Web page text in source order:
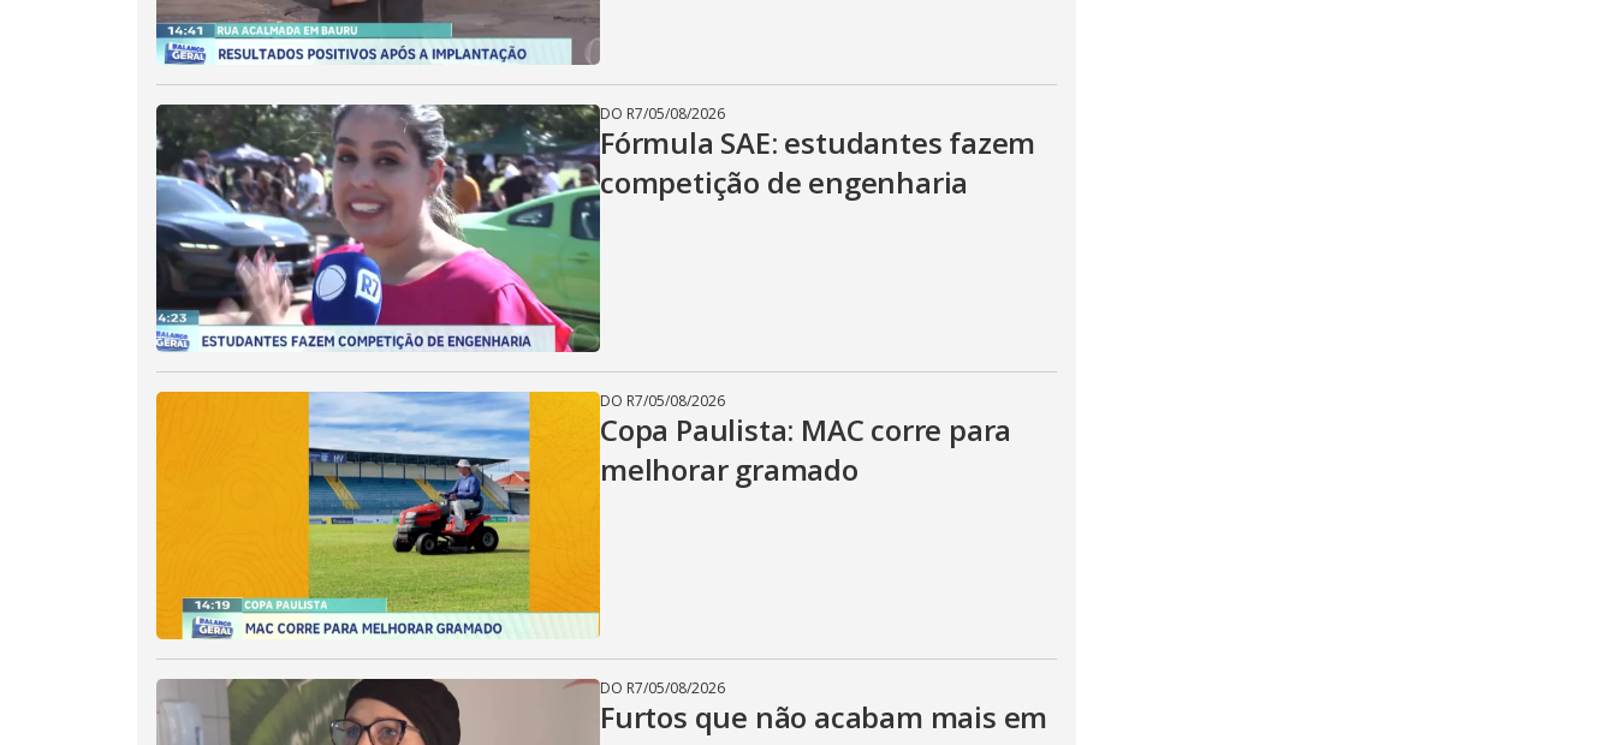
DO R7/05/08/2026
Fórmula SAE: estudantes fazem
competição de engenharia
DO R7/05/08/2026
Copa Paulista: MAC corre para
melhorar gramado
DO R7/05/08/2026
Furtos que não acabam mais em